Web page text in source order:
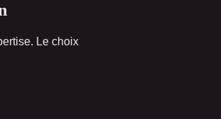
Le choix